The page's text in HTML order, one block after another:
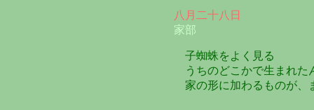
八月二十八日
家部
子蜘蛛をよく見る
うちのどこかで生まれた
家の形に加わるものが、